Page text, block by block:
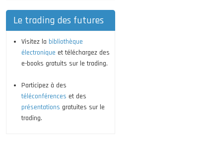
Le trading des futures
Visitez la bibliothèque
électronique et téléchargez des
e-books gratuits sur le trading.
Participez à des
téléconférences et des
présentations gratuites sur le
trading.